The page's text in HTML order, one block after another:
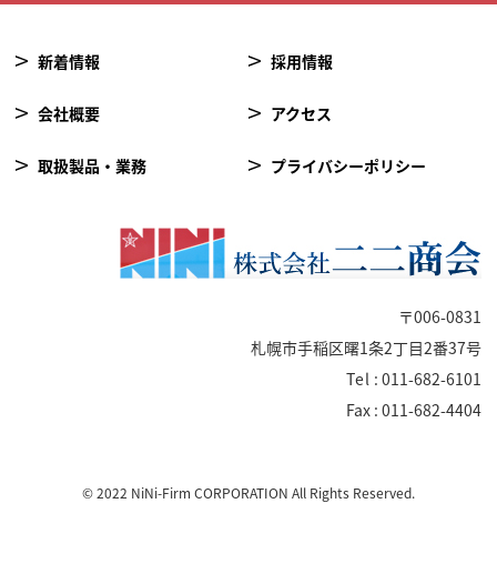
新着情報
会社概要
取扱製品・業務
採用情報
アクセス
プライバシーポリシー
〒006-0831
札幌市手稲区曙1条2丁目2番37号
Tel : 011-682-6101
Fax : 011-682-4404
© 2022 NiNi-Firm CORPORATION All Rights Reserved.